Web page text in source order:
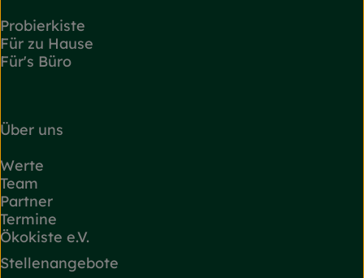
Probierkiste
Für zu Hause
Für's Büro
Über uns
Werte
Team
Partner
Termine
Ökokiste e.V.
Stellenangebote